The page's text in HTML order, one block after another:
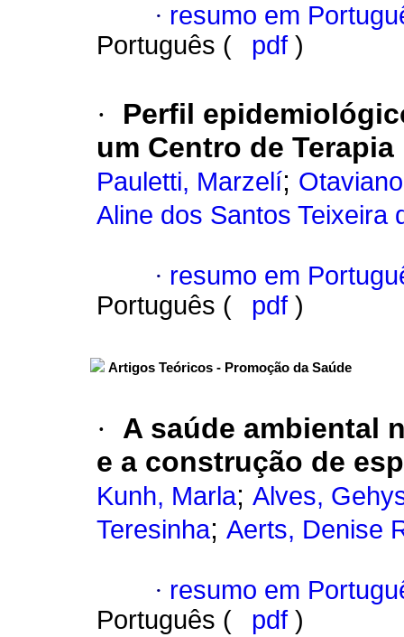
· resumo em
Português (
pdf )
·
Perfil
um Centro de
Pauletti, Marzelí;
Aline dos Santos Teixeira
· resumo em
Português (
pdf )
Artigos Teóricos - Promoção da Saúde
·
A saúde ambiental
e a construção de
Kunh, Marla; Alves,
Teresinha; Aerts, Denise
· resumo em
Português (
pdf )